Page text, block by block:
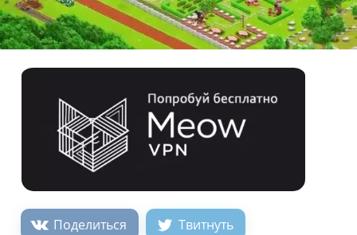
Поделиться Твитнуть